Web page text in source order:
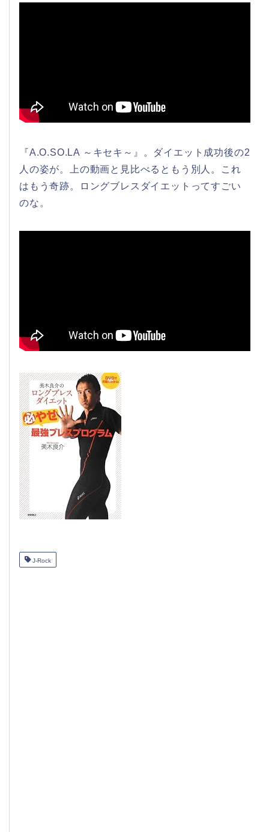
『A.O.SO.LA ～キセキ～』。ダイエット成功後の2
人の姿が。上の動画と見比べるともう別人。これ
はもう奇跡。ロングブレスダイエットってすごい
のな。
J-Rock